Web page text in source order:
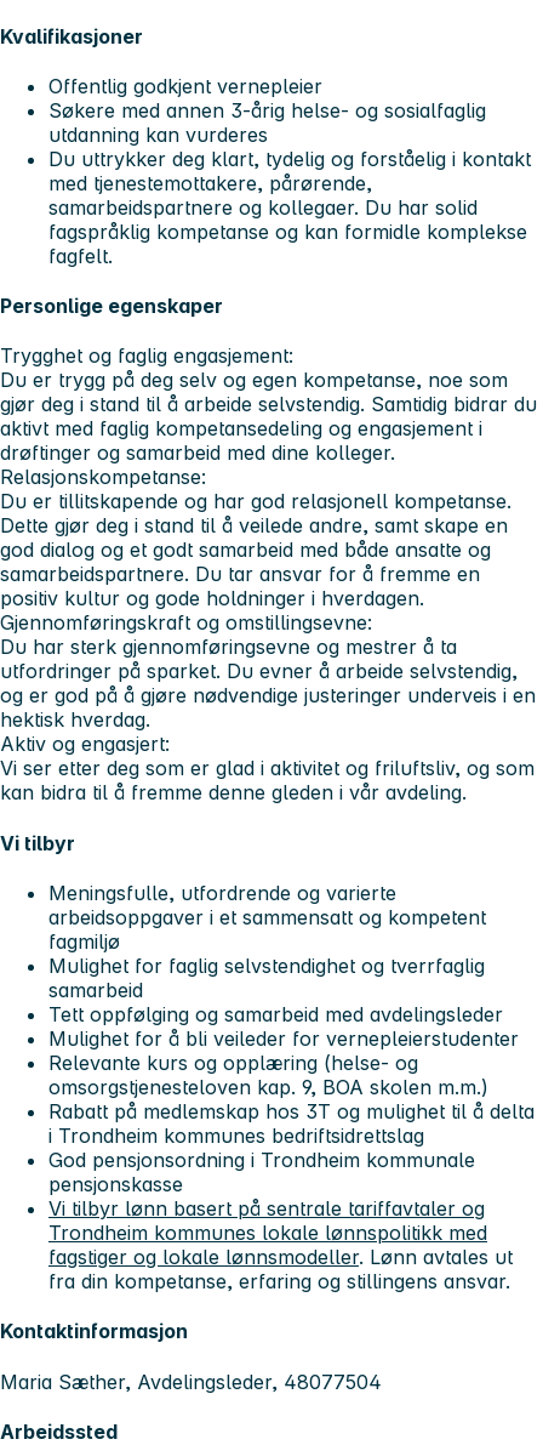
Kvalifikasjoner
Offentlig godkjent vernepleier
Søkere med annen 3-årig helse- og sosialfaglig
utdanning kan vurderes
Du uttrykker deg klart, tydelig og forståelig i kontakt
med tjenestemottakere, pårørende,
samarbeidspartnere og kollegaer. Du har solid
fagspråklig kompetanse og kan formidle komplekse
fagfelt.
Personlige egenskaper
Trygghet og faglig engasjement:
Du er trygg på deg selv og egen kompetanse, noe som
gjør deg i stand til å arbeide selvstendig. Samtidig bidrar du
aktivt med faglig kompetansedeling og engasjement i
drøftinger og samarbeid med dine kolleger.
Relasjonskompetanse:
Du er tillitskapende og har god relasjonell kompetanse.
Dette gjør deg i stand til å veilede andre, samt skape en
god dialog og et godt samarbeid med både ansatte og
samarbeidspartnere. Du tar ansvar for å fremme en
positiv kultur og gode holdninger i hverdagen.
Gjennomføringskraft og omstillingsevne:
Du har sterk gjennomføringsevne og mestrer å ta
utfordringer på sparket. Du evner å arbeide selvstendig,
og er god på å gjøre nødvendige justeringer underveis i en
hektisk hverdag.
Aktiv og engasjert:
Vi ser etter deg som er glad i aktivitet og friluftsliv, og som
kan bidra til å fremme denne gleden i vår avdeling.
Vi tilbyr
Meningsfulle, utfordrende og varierte
arbeidsoppgaver i et sammensatt og kompetent
fagmiljø
Mulighet for faglig selvstendighet og tverrfaglig
samarbeid
Tett oppfølging og samarbeid med avdelingsleder
Mulighet for å bli veileder for vernepleierstudenter
Relevante kurs og opplæring (helse- og
omsorgstjenesteloven kap. 9, BOA skolen m.m.)
Rabatt på medlemskap hos 3T og mulighet til å delta
i Trondheim kommunes bedriftsidrettslag
God pensjonsordning i Trondheim kommunale
pensjonskasse
Vi tilbyr lønn basert på sentrale tariffavtaler og
Trondheim kommunes lokale lønnspolitikk med
fagstiger og lokale lønnsmodeller. Lønn avtales ut
fra din kompetanse, erfaring og stillingens ansvar.
Kontaktinformasjon
Maria Sæther, Avdelingsleder, 48077504
Arbeidssted